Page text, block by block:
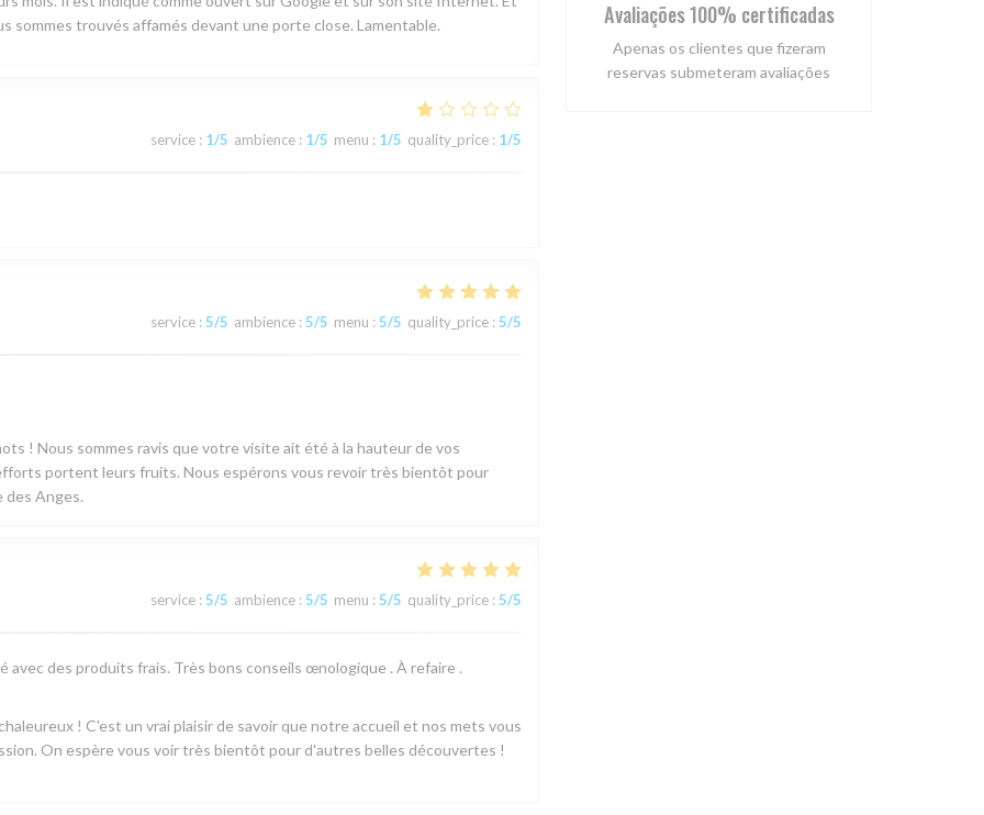
sommes trouvés affamés devant une porte close. Lamentable.
service : 1/5 ambience : 1/5 menu : 1/5 quality_price : 1/5
service : 5/5 ambience : 5/5 menu : 5/5 quality_price : 5/5
! Nous sommes ravis que votre visite ait été à la hauteur de vos
portent leurs fruits. Nous espérons vous revoir très bientôt pour
des Anges.
service : 5/5 ambience : 5/5 menu : 5/5 quality_price : 5/5
des produits frais. Très bons conseils œnologique . À refaire .
! C'est un vrai plaisir de savoir que notre accueil et nos mets vous
On espère vous voir très bientôt pour d'autres belles découvertes !
Avaliações 100% certificadas
Apenas os clientes que fizeram
reservas submeteram avaliações